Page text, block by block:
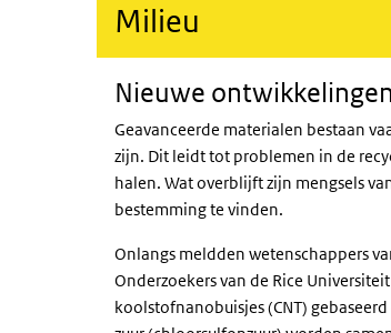
Milieu
Nieuwe
Geavanceerde materialen bestaan
zijn. Dit leidt tot problemen in de
halen. Wat overblijft zijn mengsels
bestemming te vinden.
Onlangs meldden wetenschappers
Onderzoekers van de Rice
koolstofnanobuisjes (CNT)